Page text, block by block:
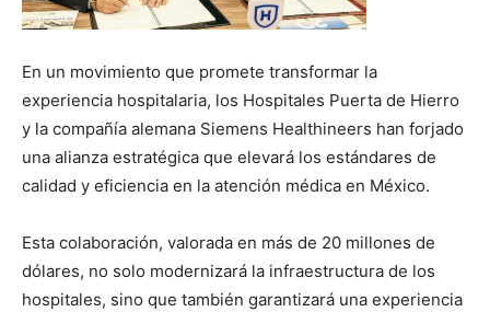
En un movimiento que promete transformar la
experiencia hospitalaria, los Hospitales Puerta de Hierro
y la compañía alemana Siemens Healthineers han forjado
una alianza estratégica que elevará los estándares de
calidad y eficiencia en la atención médica en México.
Esta colaboración, valorada en más de 20 millones de
dólares, no solo modernizará la infraestructura de los
hospitales, sino que también garantizará una experiencia